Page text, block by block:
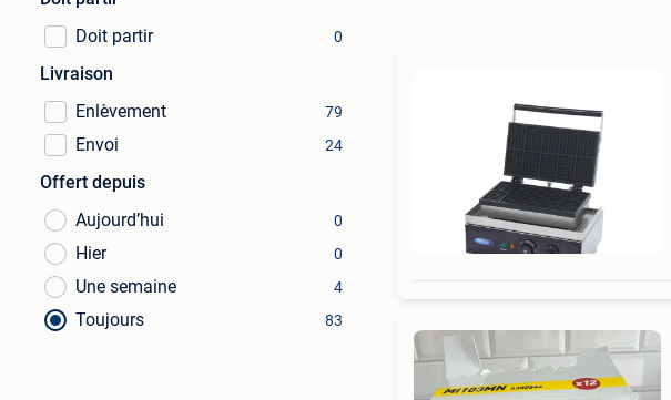
Doit partir
0
Livraison
Enlèvement
79
Envoi 24
Offert depuis
Aujourd’hui
0
Hier 0
Une semaine 4
Toujours 83